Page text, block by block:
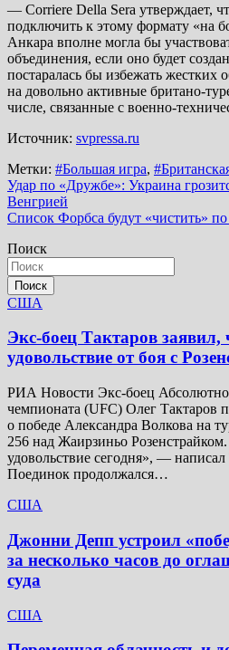
— Corriere Della Sera утверждает,
подключить к этому формату «на
Анкара вполне могла бы
объединения, если оно будет
постаралась бы избежать жестких
на довольно активные британо-
числе, связанные с военно-
Источник: svpressa.ru
Метки: #Большая игра,
Навигация
по
Удар по «Дружбе»: Украина
Венгрией
Список Форбса будут «чистить»
Поиск
Поиск
США
Экс-боец Тактаров
удовольствие от боя с
РИА Новости Экс-боец
чемпионата (UFC) Олег Тактаров
о победе Александра Волкова на
256 над Жаирзиньо
удовольствие сегодня», — написал
Поединок продолжался…
США
Джонни Депп устроил
за несколько часов до
суда
США